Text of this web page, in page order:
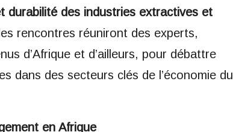
durabilité des industries extractives et
rencontres réuniront des experts,
d’Afrique et d’ailleurs, pour débattre
dans des secteurs clés de l’économie du
en Afrique